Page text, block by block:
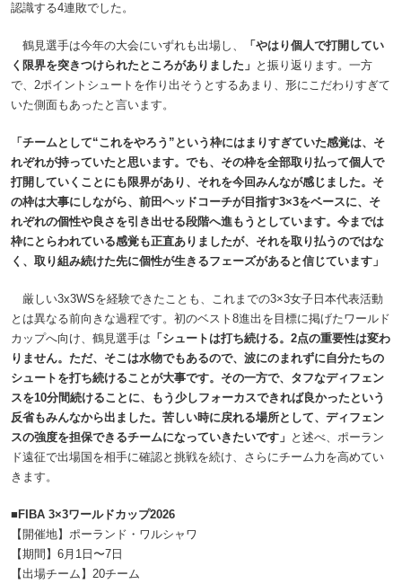
認識する4連敗でした。
鶴見選手は今年の大会にいずれも出場し、
「やはり個人で打開してい
く限界を突きつけられたところがありました」 と振り返ります。一方
で、2ポイントシュートを作り出そうとするあまり、形にこだわりすぎて
いた側面もあったと言います。
「チームとして“これをやろう”という枠にはまりすぎていた感覚は、そ
れぞれが持っていたと思います。でも、その枠を全部取り払って個人で
打開していくことにも限界があり、それを今回みんなが感じました。そ
の枠は大事にしながら、前田ヘッドコーチが目指す3×3をベースに、そ
れぞれの個性や良さを引き出せる段階へ進もうとしています。今までは
枠にとらわれている感覚も正直ありましたが、それを取り払うのではな
く、取り組み続けた先に個性が生きるフェーズがあると信じています」
厳しい3x3WSを経験できたことも、これまでの3×3女子日本代表活動
とは異なる前向きな過程です。初のベスト8進出を目標に掲げたワールド
カップへ向け、鶴見選手は 「シュートは打ち続ける。2点の重要性は変わ
りません。ただ、そこは水物でもあるので、波にのまれずに自分たちの
シュートを打ち続けることが大事です。その一方で、タフなディフェン
スを10分間続けることに、もう少しフォーカスできれば良かったという
反省もみんなから出ました。苦しい時に戻れる場所として、ディフェン
スの強度を担保できるチームになっていきたいです」 と述べ、ポーラン
ド遠征で出場国を相手に確認と挑戦を続け、さらにチーム力を高めてい
きます。
■FIBA 3×3ワールドカップ2026
【開催地】ポーランド・ワルシャワ
【期間】6月1日〜7日
【出場チーム】20チーム